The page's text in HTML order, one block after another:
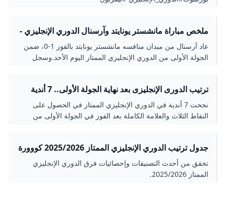
ملخص مباراة مانشستر يونايتد وآرسنال الدوري الإنجليزي -
الجولة 1 - YOUTUBE
عاد آرسنال من ميدان منافسه مانشستر يونايتد بالفوز 1-0، ضمن
الجولة الأولى من الدوري الإنجليزي الممتاز اليوم الأحد.وسجل
ترتيب الدورى الإنجليزى بعد نهاية الجولة الأولى.. 7 أندية
بالعلامة الكاملة - اليوم السابع
نجحت 7 أندية في الدوري الإنجليزي الممتاز في الحصول على
النقاط الثلاث والعلامة الكاملة بعد الفوز في الجولة الأولى من
جدول ترتيب الدوري الإنجليزي الممتاز 2025/2026 كووورة
تحقق من أحدث التصنيفات وإحصائيات فرق الدوري الإنجليزي
الممتاز 2025/2026.